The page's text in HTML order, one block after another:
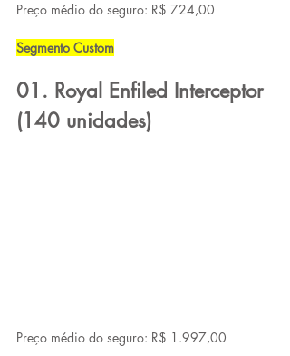
Preço médio do seguro: R$ 724,00
Segmento Custom
01. Royal Enfiled Interceptor
(140 unidades)
Preço médio do seguro: R$ 1.997,00